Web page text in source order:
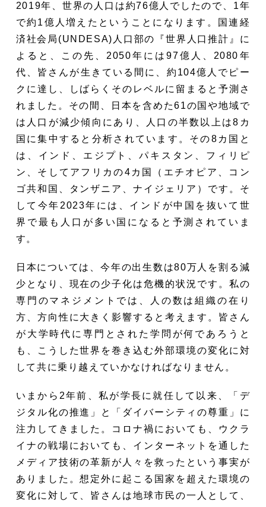
2019年、世界の人口は約76億人でしたので、1年
で約1億人増えたということになります。国連経
済社会局(UNDESA)人口部の『世界人口推計』に
よると、この先、2050年には97億人、2080年
代、皆さんが生きている間に、約104億人でピー
クに達し、しばらくそのレベルに留まると予測さ
れました。その間、日本を含めた61の国や地域で
は人口が減少傾向にあり、人口の半数以上は8カ
国に集中すると分析されています。その8カ国と
は、インド、エジプト、パキスタン、フィリピ
ン、そしてアフリカの4カ国（エチオピア、コン
ゴ共和国、タンザニア、ナイジェリア）です。そ
して今年2023年には、インドが中国を抜いて世
界で最も人口が多い国になると予測されていま
す。
日本については、今年の出生数は80万人を割る減
少となり、現在の少子化は危機的状況です。私の
専門のマネジメントでは、人の数は組織の在り
方、方向性に大きく影響すると考えます。皆さん
が大学時代に専門とされた学問が何であろうと
も、こうした世界を巻き込む外部環境の変化に対
して共に乗り越えていかなければなりません。
いまから2年前、私が学長に就任して以来、「デ
ジタル化の推進」と「ダイバーシティの尊重」に
注力してきました。コロナ禍においても、ウクラ
イナの戦場においても、インターネットを通した
メディア技術の革新が人々を救ったという事実が
ありました。想定外に起こる国家を超えた環境の
変化に対して、皆さんは地球市民の一人として、